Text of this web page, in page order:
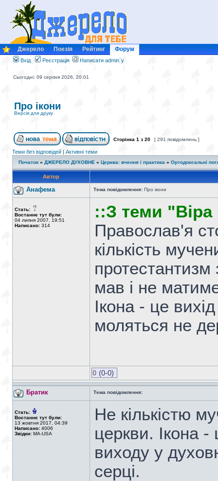
Джерело Поезія Рейтинг Форум
Вхід Реєстрація Написати admin`у
Сьогодні: 09 серпня 2026, 20:01
Про ікони
Версія для друку
Сторінка 1 з 20 [ 291 повідомлень ]
Теми без відповідей | Активні теми
Початок » ДЖЕРЕЛО ДУХОВНЕ » Церква: вчення і практика » Ортодоксальні
Автор
Анафема Тема повідомлення: Про ікони
Стать:
Востаннє тут були:
04 липня 2007, 19:51
Написано: 314
::З теми "Віра
Православ'я
кількість
протестантизм
мав і не
Ікона - це
моляться не
0 (0-0)
Братик Тема повідомлення:
Стать:
Востаннє тут були:
13 жовтня 2017, 04:39
Написано: 4006
Звідки: MA-USA
Не кількістю
церкви. Ікона -
виходу у
серці.